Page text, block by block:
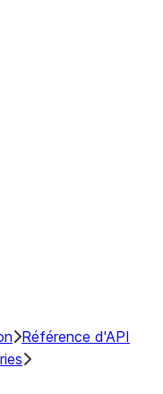
Référence d'API